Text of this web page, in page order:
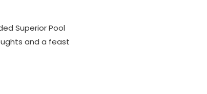
Superior Pool
and a feast